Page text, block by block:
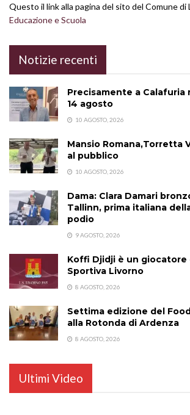
Questo il link alla pagina del sito del Comune di
Educazione e Scuola
Notizie recenti
Precisamente a Calafuria
14 agosto
10 AGOSTO, 2026
Mansio Romana,Torretta
al pubblico
10 AGOSTO, 2026
Dama: Clara Damari
Tallinn, prima italiana
podio
9 AGOSTO, 2026
Koffi Djidji è un giocatore
Sportiva Livorno
8 AGOSTO, 2026
Settima edizione del
alla Rotonda di Ardenza
8 AGOSTO, 2026
Ultimi Video